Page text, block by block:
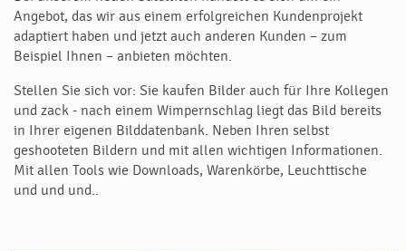
Angebot, das wir aus einem erfolgreichen Kundenprojekt
adaptiert haben und jetzt auch anderen Kunden – zum
Beispiel Ihnen – anbieten möchten.
Stellen Sie sich vor: Sie kaufen Bilder auch für Ihre Kollegen
und zack - nach einem Wimpernschlag liegt das Bild bereits
in Ihrer eigenen Bilddatenbank. Neben Ihren selbst
geshooteten Bildern und mit allen wichtigen Informationen.
Mit allen Tools wie Downloads, Warenkörbe, Leuchttische
und und und..